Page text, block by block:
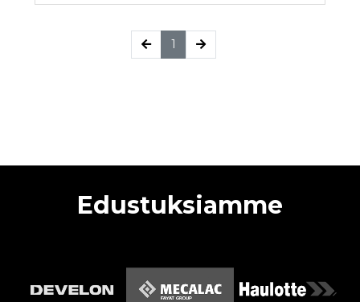
1 (current)
Edustuksiamme